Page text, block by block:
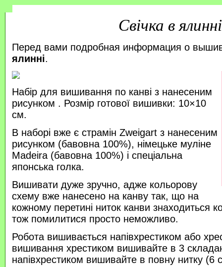
Свічка в ялинні
Перед вами подробная информация о
ялинні.
Набір для вишивання по канві з нанесеним
рисунком . Розмір готової вишивки: 10×10
см.
В наборі вже є страмін Zweigart з нанесеним
рисунком (бавовна 100%), німецьке муліне
Madeira (бавовна 100%) і спеціальна
японська голка.
Вишивати дуже зручно, адже кольорову
схему вже нанесено на канву так, що на
кожному перетині ниток канви знаходиться
тож помилитися просто неможливо.
Робота вишивається напівхрестиком або
вишивання хрестиком вишивайте в 3
напівхрестиком вишивайте в повну нитку (6